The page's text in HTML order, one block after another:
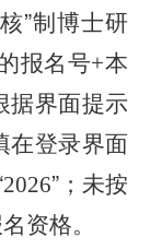
”制博士研
报名号+本
据界面提示
在登录界面
2026” ；未按
资格。